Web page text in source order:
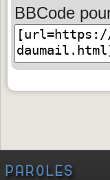
BBCode